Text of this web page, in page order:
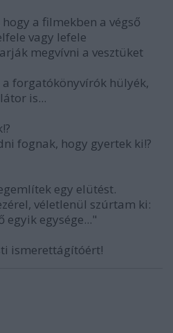
a filmekben a végső
vagy lefele
megvívni a vesztüket
a forgatókönyvírók hülyék,
is...
fognak, hogy gyertek ki!?
egy elütést.
véletlenül szúrtam ki:
egysége..."
ismerettágítóért!